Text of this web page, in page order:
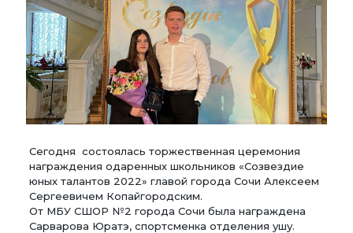
Сегодня состоялась торжественная церемония
награждения одаренных школьников «Созвездие
юных талантов 2022» главой города Сочи Алексеем
Сергеевичем Копайгородским.
От МБУ СШОР №2 города Сочи была награждена
Сарварова Юратэ, спортсменка отделения ушу.